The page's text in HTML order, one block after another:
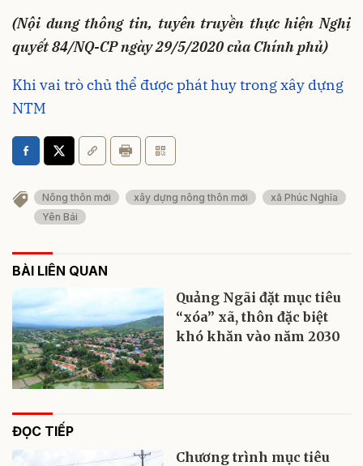
(Nội dung thông tin, tuyên truyền thực hiện Nghị
quyết 84/NQ-CP ngày 29/5/2020 của Chính phủ)
Khi vai trò chủ thể được phát huy trong xây dựng
NTM
Nông thôn mới xây dựng nông thôn mới
xã Phúc Nghĩa
Yên Bái
BÀI LIÊN QUAN
Quảng Ngãi đặt mục tiêu
“xóa” xã, thôn đặc biệt
khó khăn vào năm 2030
ĐỌC TIẾP
Chương trình mục tiêu